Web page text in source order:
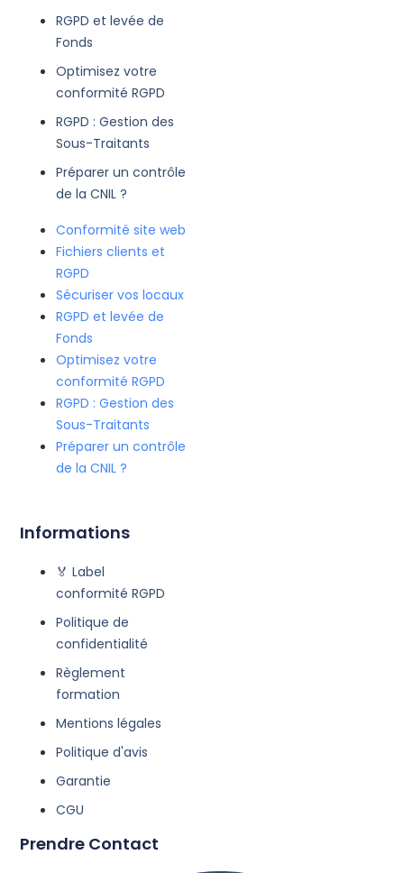
RGPD et levée de
Fonds
Optimisez votre
conformité RGPD
RGPD : Gestion des
Sous-Traitants
Préparer un contrôle
de la CNIL ?
Conformité site web
Fichiers clients et
RGPD
Sécuriser vos locaux
RGPD et levée de
Fonds
Optimisez votre
conformité RGPD
RGPD : Gestion des
Sous-Traitants
Préparer un contrôle
de la CNIL ?
Informations
🏅 Label
conformité RGPD
Politique de
confidentialité
Règlement
formation
Mentions légales
Politique d'avis
Garantie
CGU
Prendre Contact